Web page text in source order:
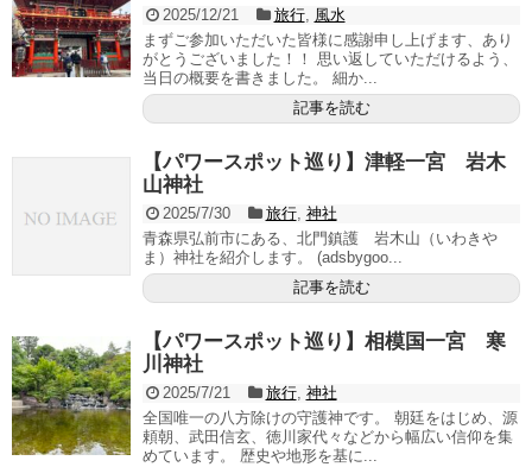
2025/12/21 旅行, 風水
まずご参加いただいた皆様に感謝申し上げます、あり
がとうございました！！ 思い返していただけるよう、
当日の概要を書きました。 細か...
記事を読む
【パワースポット巡り】津軽一宮 岩木
山神社
2025/7/30 旅行, 神社
青森県弘前市にある、北門鎮護 岩木山（いわきや
ま）神社を紹介します。 (adsbygoo...
記事を読む
【パワースポット巡り】相模国一宮 寒
川神社
2025/7/21 旅行, 神社
全国唯一の八方除けの守護神です。 朝廷をはじめ、源
頼朝、武田信玄、徳川家代々などから幅広い信仰を集
めています。 歴史や地形を基に...